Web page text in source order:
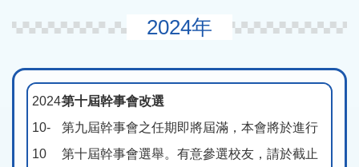
2024年
2024-
10-
10
第十屆幹事會改選
第九屆幹事會之任期即將屆滿，本會將於進行
第十屆幹事會選舉。有意參選校友，請於截止